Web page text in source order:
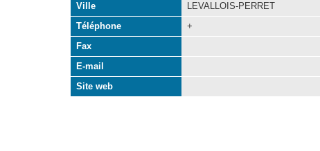
Ville
LEVALLOIS-PERRET
Téléphone
+
Fax
E-mail
Site web